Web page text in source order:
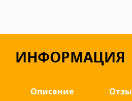
ИНФОРМАЦИЯ
Описание